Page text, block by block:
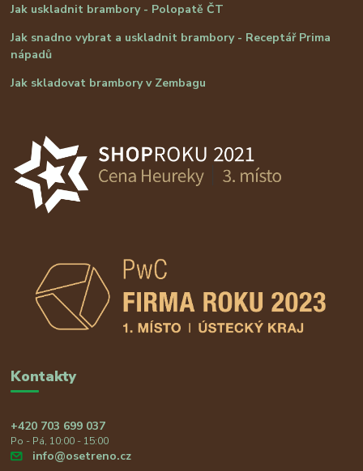
Jak uskladnit brambory - Polopatě ČT
Jak snadno vybrat a uskladnit brambory - Receptář Prima
nápadů
Jak skladovat brambory v Zembagu
Kontakty
+420 703 699 037
Po - Pá, 10:00 - 15:00
info@osetreno.cz